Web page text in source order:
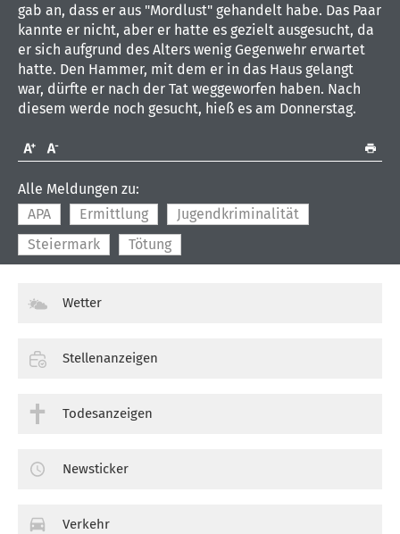
gab an, dass er aus "Mordlust" gehandelt habe. Das Paar
kannte er nicht, aber er hatte es gezielt ausgesucht, da
er sich aufgrund des Alters wenig Gegenwehr erwartet
hatte. Den Hammer, mit dem er in das Haus gelangt
war, dürfte er nach der Tat weggeworfen haben. Nach
diesem werde noch gesucht, hieß es am Donnerstag.
Alle Meldungen zu:
APA
Ermittlung
Jugendkriminalität
Steiermark
Tötung
Wetter
Stellenanzeigen
Todesanzeigen
Newsticker
Verkehr